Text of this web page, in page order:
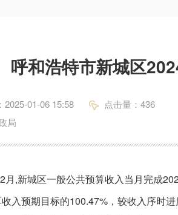
呼和浩特市新城区
2025-01-06 15:58 点击量： 436
局
月,新城区一般公共预算收入当月完成
入预期目标的100.47%，较收入序时